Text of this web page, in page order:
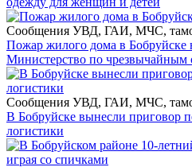
Сообщения УВД, ГАИ, МЧС,
Пожар жилого дома в Бобруйске
Министерство по чрезвычайным
Сообщения УВД, ГАИ, МЧС,
В Бобруйске вынесли приговор
логистики